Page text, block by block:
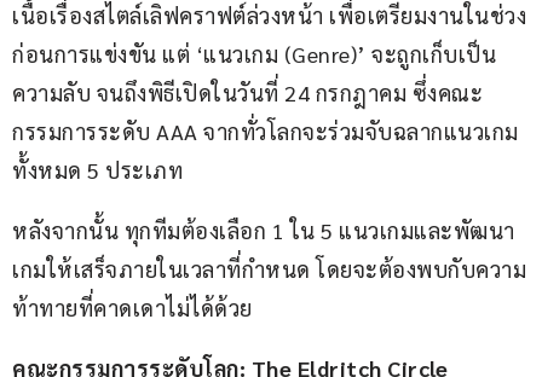
เนื้อเรื่องสไตล์เลิฟคราฟต์ล่วงหน้า เพื่อเตรียมงานในช่วง
ก่อนการแข่งขัน แต่ ‘แนวเกม (Genre)’ จะถูกเก็บเป็น
ความลับ จนถึงพิธีเปิดในวันที่ 24 กรกฎาคม ซึ่งคณะ
กรรมการระดับ AAA จากทั่วโลกจะร่วมจับฉลากแนวเกม
ทั้งหมด 5 ประเภท
หลังจากนั้น ทุกทีมต้องเลือก 1 ใน 5 แนวเกมและพัฒนา
เกมให้เสร็จภายในเวลาที่กำหนด โดยจะต้องพบกับความ
ท้าทายที่คาดเดาไม่ได้ด้วย
คณะกรรมการระดับโลก: The Eldritch Circle